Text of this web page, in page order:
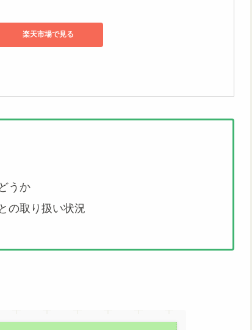
楽天市場で見る
うか
の取り扱い状況